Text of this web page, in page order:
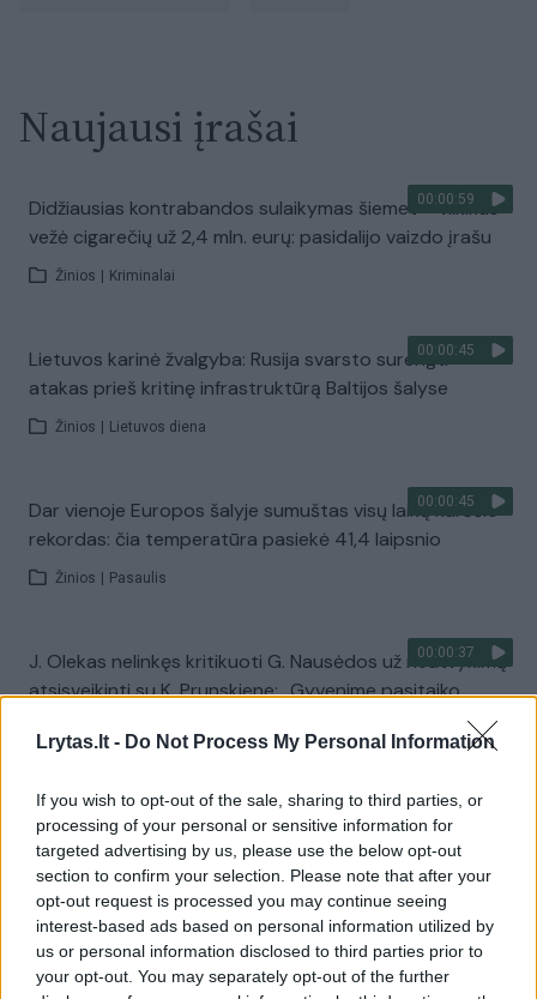
Lrytas.lt - Do Not Process My Personal Information
If you wish to opt-out of the sale, sharing to third parties, or
processing of your personal or sensitive information for
targeted advertising by us, please use the below opt-out
section to confirm your selection. Please note that after your
opt-out request is processed you may continue seeing
interest-based ads based on personal information utilized by
us or personal information disclosed to third parties prior to
your opt-out. You may separately opt-out of the further
Naujausi įrašai
00:00:59
Didžiausias kontrabandos sulaikymas šiemet – vilkikas
vežė cigarečių už 2,4 mln. eurų: pasidalijo vaizdo įrašu
Žinios Kriminalai
00:00:45
Lietuvos karinė žvalgyba: Rusija svarsto surengti
atakas prieš kritinę infrastruktūrą Baltijos šalyse
Žinios Lietuvos diena
00:00:45
Dar vienoje Europos šalyje sumuštas visų laikų karščio
rekordas: čia temperatūra pasiekė 41,4 laipsnio
Žinios Pasaulis
00:00:37
J. Olekas nelinkęs kritikuoti G. Nausėdos už neatvykimą
atsisveikinti su K. Prunskiene: „Gyvenime pasitaiko
Visi įrašai
Žiūrimiausi įrašai